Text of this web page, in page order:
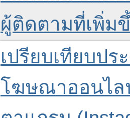
ผู้ติดตามที่เพิ่ม
เปรียบเทียบป
โฆษณาออนไ